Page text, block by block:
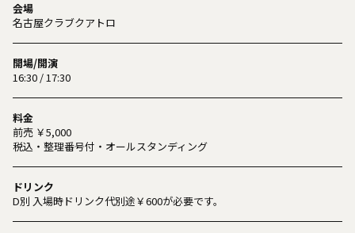
会場
名古屋クラブクアトロ
開場/開演
16:30 / 17:30
料金
前売 ￥5,000
税込・整理番号付・オールスタンディング
ドリンク
D別 入場時ドリンク代別途￥600が必要です。